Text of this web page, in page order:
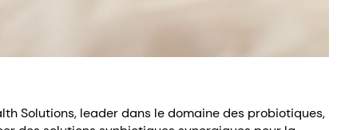
Solutions, leader dans le domaine des probiotiques,